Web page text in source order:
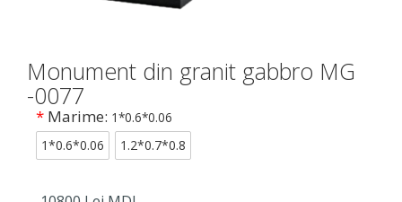
Monument din granit gabbro MG
-0077
* Marime: 1*0.6*0.06
1*0.6*0.06
1.2*0.7*0.8